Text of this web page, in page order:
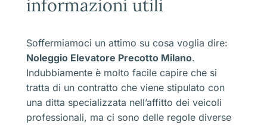
informazioni utili
Soffermiamoci un attimo su cosa voglia dire:
Noleggio Elevatore Precotto Milano.
Indubbiamente è molto facile capire che si
tratta di un contratto che viene stipulato con
una ditta specializzata nell’affitto dei veicoli
professionali, ma ci sono delle regole diverse